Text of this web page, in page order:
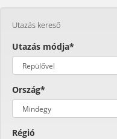
Utazás kereső
Utazás módja*
Ország*
Régió